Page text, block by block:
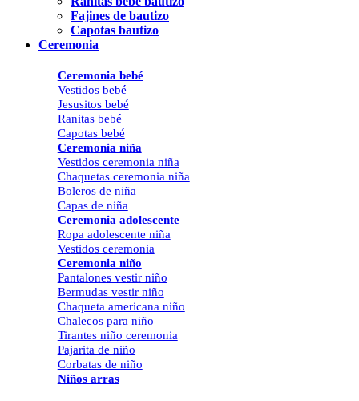
Fajines de bautizo
Capotas bautizo
Ceremonia
Ceremonia bebé
Vestidos bebé
Jesusitos bebé
Ranitas bebé
Capotas bebé
Ceremonia niña
Vestidos ceremonia niña
Chaquetas ceremonia niña
Boleros de niña
Capas de niña
Ceremonia adolescente
Ropa adolescente niña
Vestidos ceremonia
Ceremonia niño
Pantalones vestir niño
Bermudas vestir niño
Chaqueta americana niño
Chalecos para niño
Tirantes niño ceremonia
Pajarita de niño
Corbatas de niño
Niños arras